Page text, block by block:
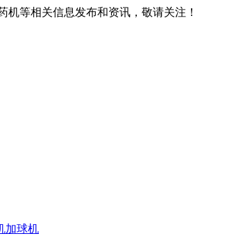
等相关信息发布和资讯，敬请关注！
加球机